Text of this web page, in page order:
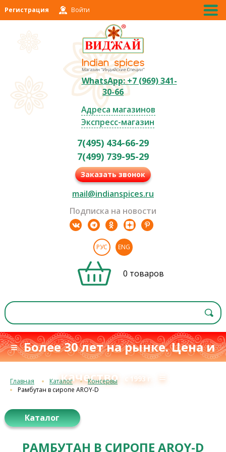
Регистрация Войти
WhatsApp: +7 (969) 341-
30-66
Адреса магазинов
Экспресс-магазин
7(495) 434-66-29
7(499) 739-95-29
Заказать звонок
mail@indianspices.ru
Подписка на новости
РУС ENG
0 товаров
≡ Более 30 лет на рынке. Цена и
качество
с 1993 г. ≡
Главная Каталог
Консервы
Рамбутан в сиропе AROY-D
Каталог
РАМБУТАН В СИРОПЕ AROY-D